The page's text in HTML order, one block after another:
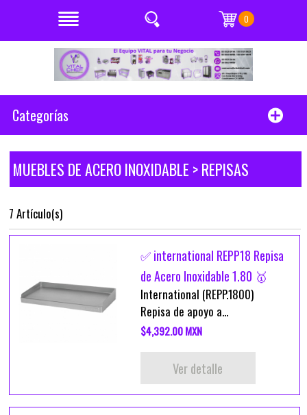
0
Categorías
MUEBLES DE ACERO INOXIDABLE > REPISAS
7 Artículo(s)
✅ international REPP18 Repisa
de Acero Inoxidable 1.80 🥇
International (REPP.1800)
Repisa de apoyo a...
$4,392.00 MXN
Ver detalle